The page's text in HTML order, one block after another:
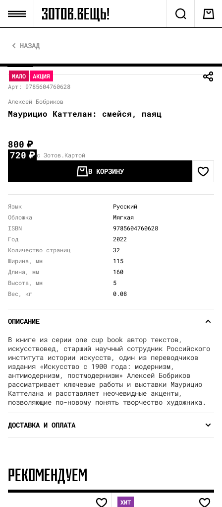
НАЗАД
МАЛО
АКЦИЯ
Арт: 9785604760628
Алексей Бобриков
Маурицио Каттелан: смейся, паяц
800₽
720₽ с Зотов.Картой
В КОРЗИНУ
Язык
Русский
Обложка
Мягкая
ISBN
9785604760628
Год
2022
Количество страниц
32
Ширина, мм
115
Длина, мм
160
Высота, мм
5
Вес, кг
0.08
ОПИСАНИЕ
В книге из серии one cup book автор текстов,
искусствовед, старший научный сотрудник Российского
института истории искусств, один из переводчиков
издания «Искусство с 1900 года: модернизм,
антимодернизм, постмодернизм» Алексей Бобриков
рассматривает ключевые работы и выставки Маурицио
Каттелана и расставляет неочевидные акценты,
позволяющие по-новому понять творчество художника.
ДОСТАВКА И ОПЛАТА
РЕКОМЕНДУЕМ
ХИТ